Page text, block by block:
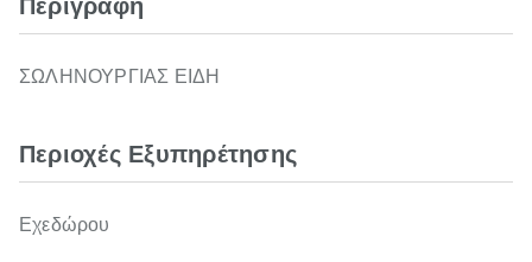
Περιγραφή
ΣΩΛΗΝΟΥΡΓΙΑΣ ΕΙΔΗ
Περιοχές Εξυπηρέτησης
Εχεδώρου